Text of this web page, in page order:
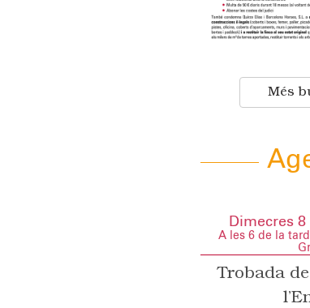
Més
Dimecres
A les 6 de la
Trobada